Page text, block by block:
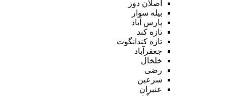
اصلان دوز
بیله سوار
پارس آباد
تازه کند
تازه کندانگوت
جعفرآباد
خلخال
رضی
سرعین
عنبران